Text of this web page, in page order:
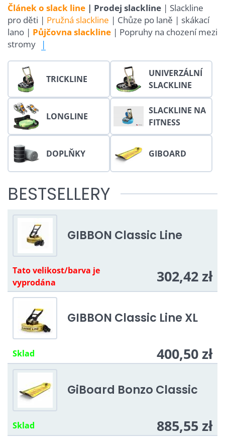
Článek o slack line | Prodej slackline | Slackline
pro děti | Pružná slackline | Chůze po laně | skákací
lano | Půjčovna slackline | Popruhy na chození mezi
stromy
|
TRICKLINE
UNIVERZÁLNÍ
SLACKLINE
LONGLINE
SLACKLINE NA
FITNESS
DOPLŇKY GIBOARD
BESTSELLERY
GIBBON Classic Line
Tato velikost/barva je
vyprodána
302,42 zł
GIBBON Classic Line XL
Sklad 400,50 zł
GiBoard Bonzo Classic
Sklad 885,55 zł